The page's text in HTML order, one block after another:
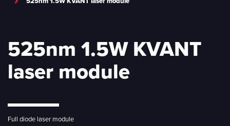
525nm 1.5W KVANT
laser module
Full diode laser module